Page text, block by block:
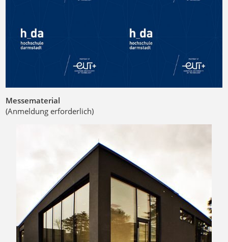
Messematerial
(Anmeldung erforderlich)